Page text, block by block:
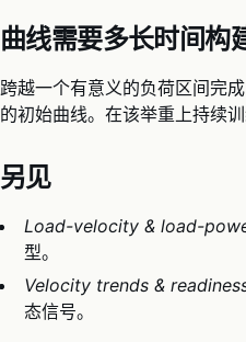
曲线需要多长时间构
跨越一个有意义的负荷区间完
的初始曲线。在该举重上持续
另见
Load-velocity & load-
型。
Velocity trends &
态信号。